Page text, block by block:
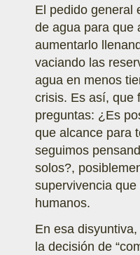
El pedido general
de agua para que
aumentarlo
vaciando las
agua en menos
crisis. Es así, que
preguntas: ¿Es
que alcance para
seguimos
solos?,
supervivencia
humanos.
En esa
la decisión de